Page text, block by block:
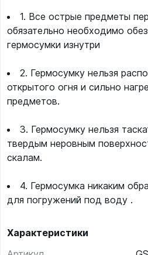
1. Все острые предметы
обязательно необходимо
гермосумки изнутри
2. Гермосумку нельзя
открытого огня и сильно
предметов.
3. Гермосумку нельзя
твердым неровным
скалам.
4. Гермосумка никаким
для погружений под воду .
Характеристики